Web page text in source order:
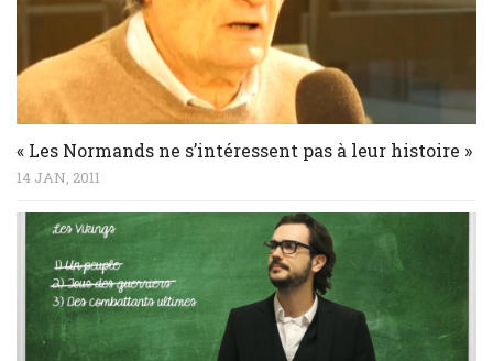
« Les Normands ne s’intéressent pas à leur histoire »
14 JAN, 2011